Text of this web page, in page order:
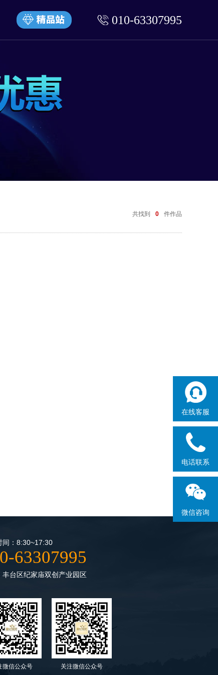
010-63307995
在线客服
电话联系
微信咨询
共找到 0 件作品
间：8:30~17:30
63307995
丰台区纪家庙双创产业园区
微信公众号 关注微信公众号